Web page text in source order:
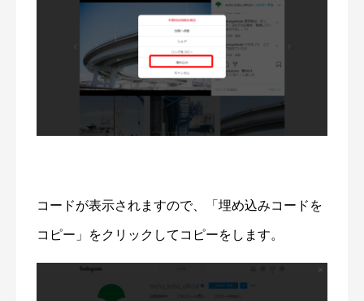
コードが表示されますので、「埋め込みコードを
コピー」をクリックしてコピーをします。